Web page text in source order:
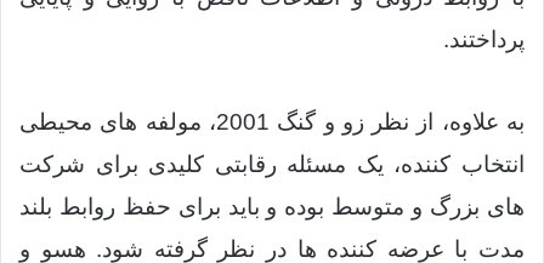
پرداختند.
به علاوه، از نظر زو و گنگ 2001، مولفه های محیطی
انتخاب کننده، یک مسئله رقابتی کلیدی برای شرکت
های بزرگ و متوسط بوده و باید برای حفظ روابط بلند
مدت با عرضه کننده ها در نظر گرفته شود. هسو و